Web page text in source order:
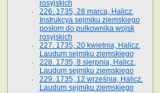
rosyjskich
226. 1735, 28 marca, Halicz.
Instrukcya sejmiku ziemskiego
posłom do pułkownika wojsk
rosyjskich
227. 1735, 20 kwietnia, Halicz.
Laudum sejmiku ziemskiego
228. 1735, 8 sierpnia, Halicz.
Laudum sejmiku ziemskiego
229. 1735, 12 września, Halicz.
Laudum sejmiku ziemskiego